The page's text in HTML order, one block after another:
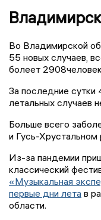
Во Владимирской
55 новых случаев,
болеет
За последние сутки
летальных случаев
Больше всего
и Гусь-Хрустальном
Из-за пандемии
классический
«Музыкальная
первые дни лета в
области.